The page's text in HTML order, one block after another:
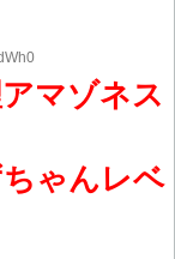
マゾネス
ゃんレベ